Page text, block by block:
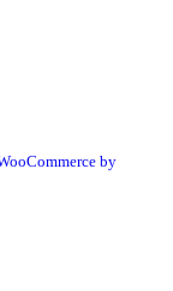
by